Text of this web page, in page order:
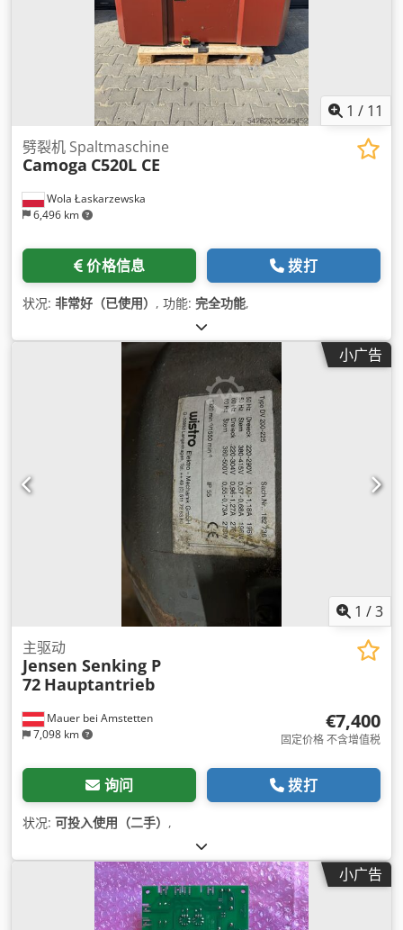
1 / 11
Wola Łaskarzewska
6,496 km
劈裂机 Spaltmaschine
Camoga C520L CE
价格信息 拨打
状况: 非常好（已使用） , 功能: 完全功能,
小广告
1 /3
Mauer bei Amstetten
7,098 km
主驱动
Jensen Senking P
72 Hauptantrieb
€7,400
固定价格 不含增值税
询问 拨打
状况: 可投入使用（二手） ,
小广告